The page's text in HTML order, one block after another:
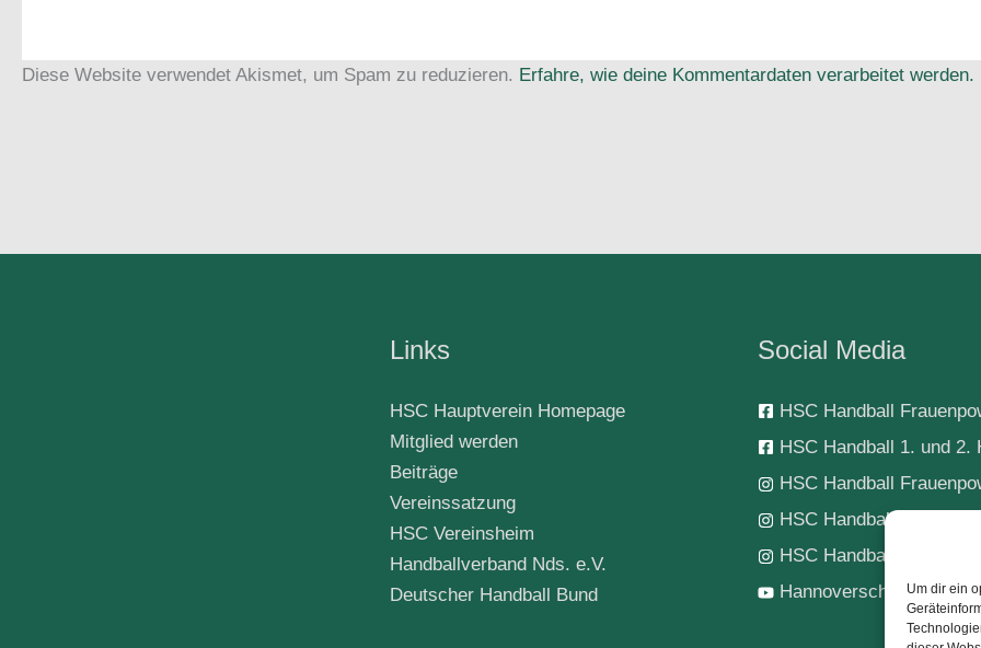
Um dir ein
Diese Website verwendet Akismet, um Spam zu reduzieren. Erfahre, wie deine Kommentardaten verarbeitet werden.
Links
HSC Hauptverein Homepage
Mitglied werden
Beiträge
Vereinssatzung
HSC Vereinsheim
Handballverband Nds. e.V.
Deutscher Handball Bund
Social Media
HSC Handball
HSC Handball 1. und 2.
HSC Handball
HSC Handball 1. Herren
HSC Handball-Jugend
Hannoverscher SC